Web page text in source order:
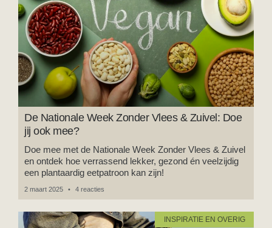
De Nationale Week Zonder Vlees & Zuivel: Doe
jij ook mee?
Doe mee met de Nationale Week Zonder Vlees & Zuivel
en ontdek hoe verrassend lekker, gezond én veelzijdig
een plantaardig eetpatroon kan zijn!
2 maart 2025 4 reacties
INSPIRATIE EN OVERIG